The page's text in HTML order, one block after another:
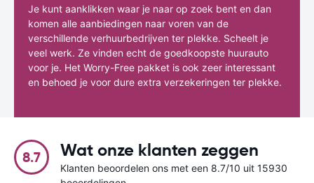
Je kunt aanklikken waar je naar op zoek bent en dan
komen alle aanbiedingen naar voren van de
verschillende verhuurbedrijven ter plekke. Scheelt je
veel werk. Ze vinden echt de goedkoopste huurauto
voor je. Het Worry-Free pakket is ook zeer interessant
en behoed je voor dure extra verzekeringen ter plekke.
8.7 Wat onze klanten zeggen
Klanten beoordelen ons met een 8.7/10 uit 15930